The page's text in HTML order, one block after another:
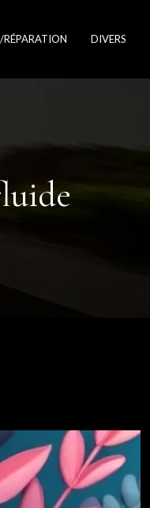
RÉPARATION DIVERS